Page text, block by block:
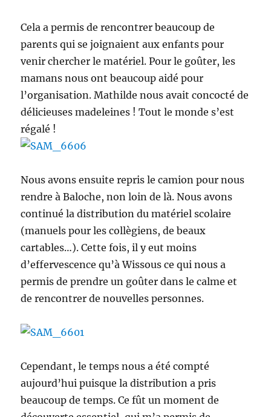
Cela a permis de rencontrer beaucoup de
parents qui se joignaient aux enfants pour
venir chercher le matériel. Pour le goûter, les
mamans nous ont beaucoup aidé pour
l’organisation. Mathilde nous avait concocté de
délicieuses madeleines ! Tout le monde s’est
régalé !
Nous avons ensuite repris le camion pour nous
rendre à Baloche, non loin de là. Nous avons
continué la distribution du matériel scolaire
(manuels pour les collègiens, de beaux
cartables…). Cette fois, il y eut moins
d’effervescence qu’à Wissous ce qui nous a
permis de prendre un goûter dans le calme et
de rencontrer de nouvelles personnes.
Cependant, le temps nous a été compté
aujourd’hui puisque la distribution a pris
beaucoup de temps. Ce fût un moment de